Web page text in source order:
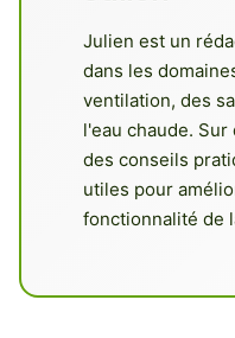
Julien est un
dans les
ventilation, des
l'eau chaude.
des conseils
utiles pour
fonctionnalité de